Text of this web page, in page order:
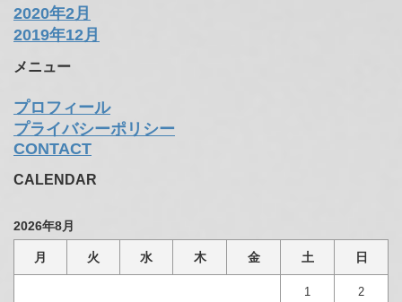
2020年2月
2019年12月
メニュー
プロフィール
プライバシーポリシー
CONTACT
CALENDAR
2026年8月
月 火 水 木 金 土 日
1 2